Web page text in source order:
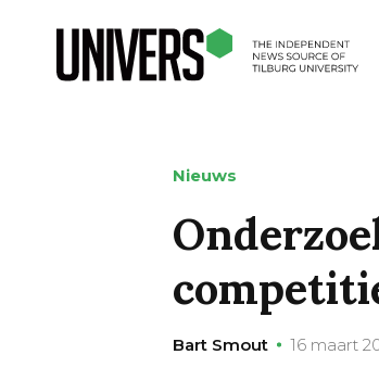
Nieuws
Bart Smout 16 maart